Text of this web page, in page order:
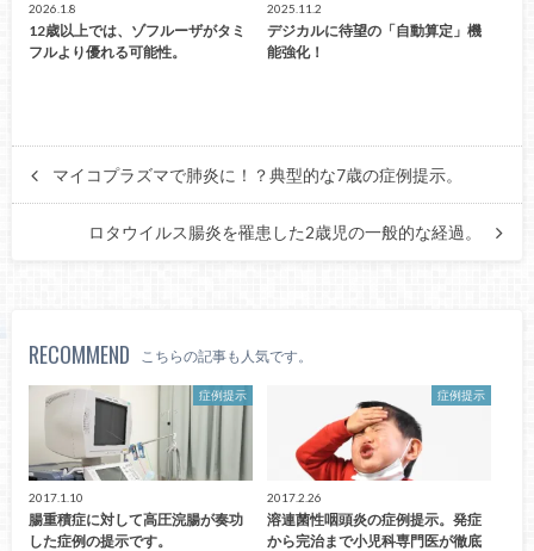
2026.1.8
12歳以上では、ゾフルーザがタミ
フルより優れる可能性。
2025.11.2
デジカルに待望の「自動算定」機
能強化！
マイコプラズマで肺炎に！？典型的な7歳の症例提示。
ロタウイルス腸炎を罹患した2歳児の一般的な経過。
RECOMMEND こちらの記事も人気です。
症例提示
2017.1.10
腸重積症に対して高圧浣腸が奏功
した症例の提示です。
症例提示
2017.2.26
溶連菌性咽頭炎の症例提示。発症
から完治まで小児科専門医が徹底